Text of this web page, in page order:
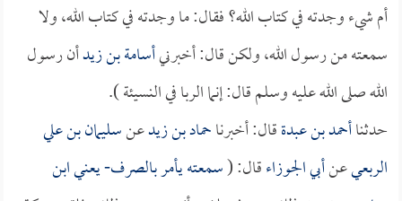
أم شيء وجدته في كتاب الله؟ فقال: ما وجدته في كتاب الله، ولا
سمعته من رسول الله، ولكن قال: أخبرنيأسامة بن زيدأن رسول
الله صلى الله عليه وسلم قال: إنما الربا في النسيئة ).
حدثناأحمد بن عبدةقال: أخبرناحماد بن زيدعنسليمان بن علي
الربعيعنأبي الجوزاءقال: (سمعته يأمر بالصرف- يعنيابن